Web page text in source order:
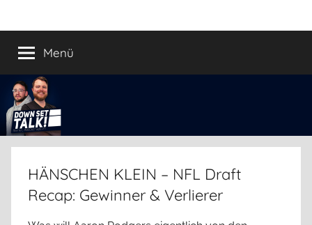
Inhalt
springen
Down
Set
Talk!
PodcastMenü
HÄNSCHEN KLEIN – NFL Draft
Recap: Gewinner & Verlierer